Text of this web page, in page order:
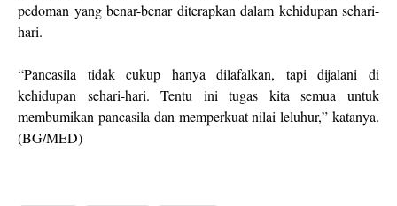
pedoman yang benar-benar diterapkan dalam kehidupan sehari-
hari.
“Pancasila tidak cukup hanya dilafalkan, tapi dijalani di
kehidupan sehari-hari. Tentu ini tugas kita semua untuk
membumikan pancasila dan memperkuat nilai leluhur,” katanya.
(BG/MED)